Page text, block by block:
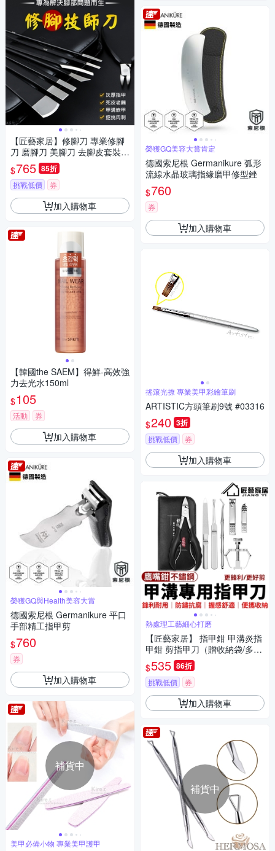
【匠藝家居】修腳刀 專業修腳
刀 磨腳刀 美腳刀 去腳皮套裝
磨腳器 去死皮刀 剪腳刀（黑色
9件套）
$765 85折
挑戰低價 券
加入購物車
【韓國the SAEM】得鮮-高效強
力去光水150ml
$105
活動 券
加入購物車
榮獲GQ與Health美容大賞
德國索尼根 Germanikure 平口
手部精工指甲剪
$760
券
加入購物車
補貨中
美甲必備小物 專業美甲護甲
榮獲GQ美容大賞肯定
德國索尼根 Germanikure 弧形
流線水晶玻璃指緣磨甲修型銼
$760
券
加入購物車
搖滾光撩 專業美甲彩繪筆刷
ARTISTIC方頭筆刷9號 #03316
$240 3折
挑戰低價 券
加入購物車
熱處理工藝細心打磨
【匠藝家居】 指甲鉗 甲溝炎指
甲鉗 剪指甲刀（贈收納袋/多功
能七件套）
$535 86折
挑戰低價 券
加入購物車
補貨中